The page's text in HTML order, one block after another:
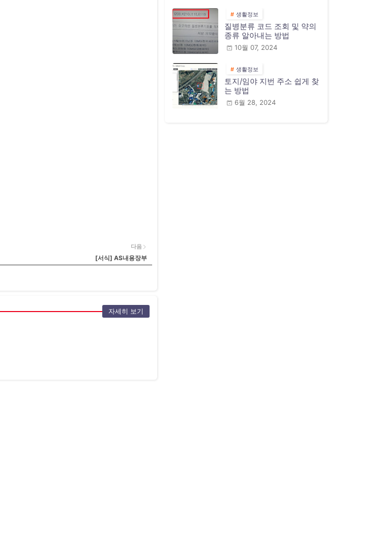
다음
[서식] AS내용장부
자세히 보기
생활정보
질병분류 코드 조회 및 약의
종류 알아내는 방법
10월 07, 2024
생활정보
토지/임야 지번 주소 쉽게 찾
는 방법
6월 28, 2024